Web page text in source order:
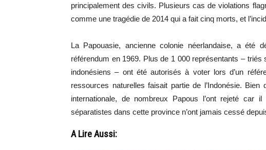
principalement des civils. Plusieurs cas de violations
comme une tragédie de 2014 qui a fait cinq morts, et
La Papouasie, ancienne colonie néerlandaise, a été
référendum en 1969. Plus de 1 000 représentants –
indonésiens – ont été autorisés à voter lors d’un
ressources naturelles faisait partie de l’Indonésie.
internationale, de nombreux Papous l’ont rejeté car
séparatistes dans cette province n’ont jamais cessé
A Lire Aussi: